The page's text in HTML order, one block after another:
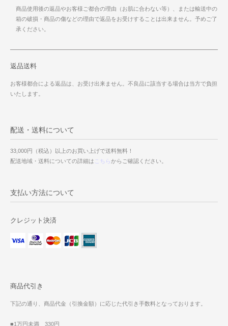
商品使用後の返品やお客様ご都合の理由（お肌に合わない等）、または輸送中の
箱の破損・商品の傷などの理由で返品をお受けすることは出来ません。予めご了
承ください。
返品送料
お客様都合による返品は、お受け出来ません。不良品に該当する場合は当方で負担
いたします。
配送・送料について
33,000円（税込）以上のお買い上げで送料無料！
配送地域・送料についての詳細は こちらからご確認ください。
支払い方法について
クレジット決済
商品代引き
下記の通り、商品代金（引換金額）に応じた代引き手数料となっております。
■1万円未満 330円